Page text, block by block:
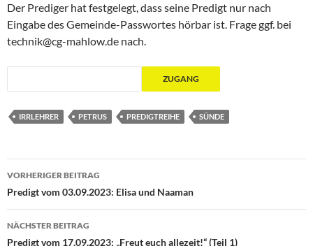
Der Prediger hat festgelegt, dass seine Predigt nur nach
Eingabe des Gemeinde-Passwortes hörbar ist. Frage ggf. bei
technik@cg-mahlow.de nach.
IRRLEHRER PETRUS PREDIGTREIHE SÜNDE
Beitragsnavigation
VORHERIGER BEITRAG
Predigt vom 03.09.2023: Elisa und Naaman
NÄCHSTER BEITRAG
Predigt vom 17.09.2023: „Freut euch allezeit!“ (Teil 1)